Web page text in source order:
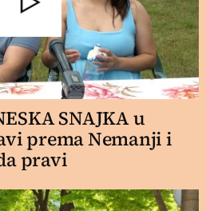
SNAJKA u
prema Nemanji i
pravi